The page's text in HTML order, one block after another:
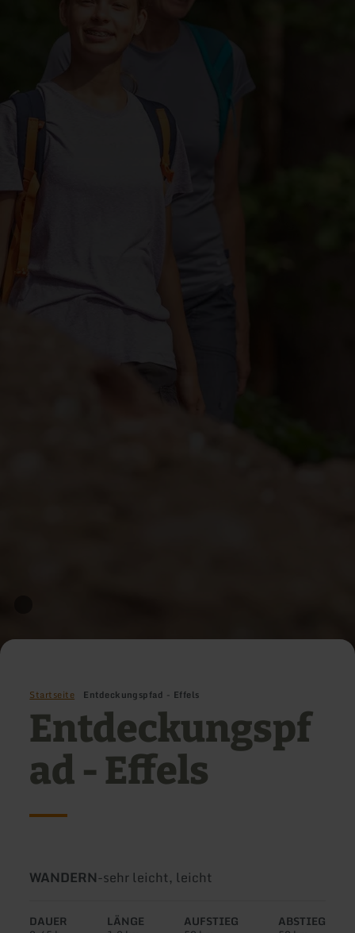
Startseite Entdeckungspfad - Effels
Entdeckungspf
ad - Effels
Art
Tour:
WANDERN-Schwierigkeit:
sehr leicht, leicht
DAUER LÄNGE AUFSTIEG ABSTIEG